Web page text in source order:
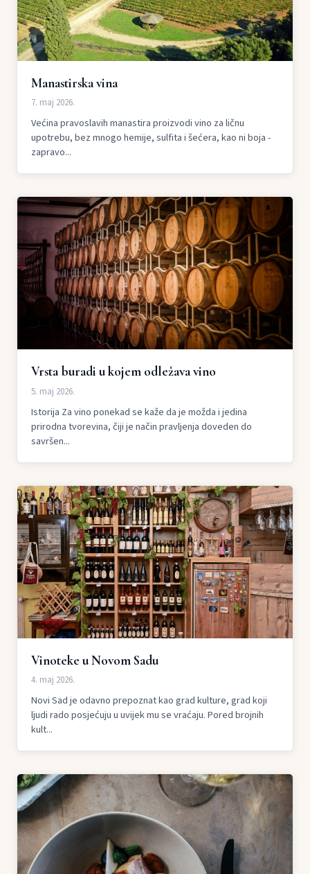
Manastirska vina
7. maj 2026.
Većina pravoslavih manastira proizvodi vino za ličnu
upotrebu, bez mnogo hemije, sulfita i šećera, kao ni boja -
zapravo...
Vrsta buradi u kojem odležava vino
5. maj 2026.
Istorija Za vino ponekad se kaže da je možda i jedina
prirodna tvorevina, čiji je način pravljenja doveden do
savršen...
Vinoteke u Novom Sadu
4. maj 2026.
Novi Sad je odavno prepoznat kao grad kulture, grad koji
ljudi rado posjećuju u uvijek mu se vraćaju. Pored brojnih
kult...